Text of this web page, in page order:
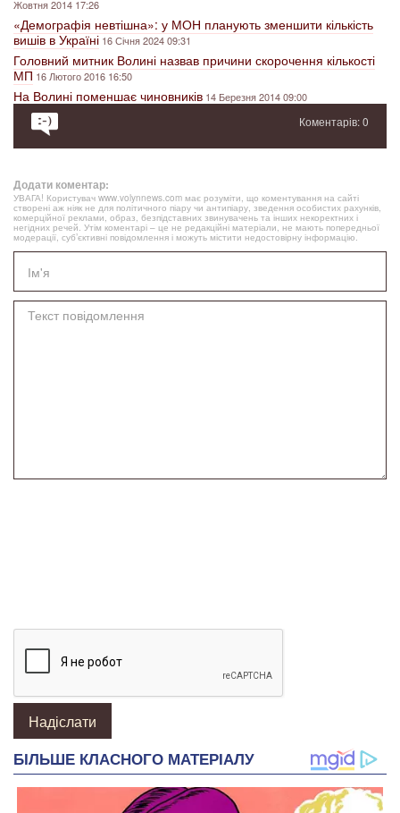
Жовтня 2014 17:26
«Демографія невтішна»: у МОН планують зменшити кількість
вишів в Україні 16 Січня 2024 09:31
Головний митник Волині назвав причини скорочення кількості
МП 16 Лютого 2016 16:50
На Волині поменшає чиновників 14 Березня 2014 09:00
Коментарів: 0
Додати коментар:
УВАГА! Користувач www.volynnews.com має розуміти, що коментування на сайті
створені аж ніяк не для політичного піару чи антипіару, зведення особистих рахунків,
комерційної реклами, образ, безпідставних звинувачень та інших некоректних і
негідних речей. Утім коментарі – це не редакційні матеріали, не мають попередньої
модерації, суб’єктивні повідомлення і можуть містити недостовірну інформацію.